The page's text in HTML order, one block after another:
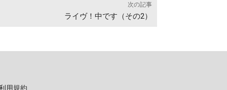
次の記事
ライヴ！中です（その2）
用規約